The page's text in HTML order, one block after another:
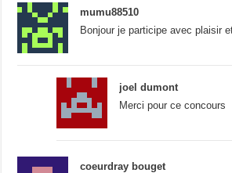
mumu88510
Bonjour je participe avec plaisir
joel dumont
Merci pour ce concours
coeurdray bouget